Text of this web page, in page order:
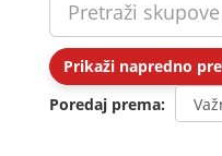
Prikaži napredno
Poredaj prema